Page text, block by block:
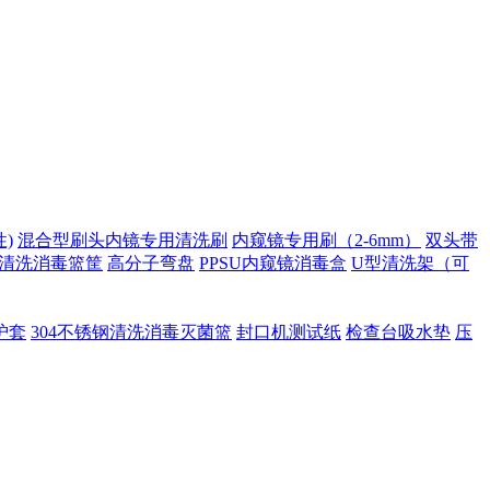
) 混合型刷头内镜专用清洗刷 内窥镜专用刷（2-6mm）
双头带
洗消毒篮筐 高分子弯盘 PPSU内窥镜消毒盒 U型清洗架（可
套 304不锈钢清洗消毒灭菌篮 封口机测试纸 检查台吸水垫 压